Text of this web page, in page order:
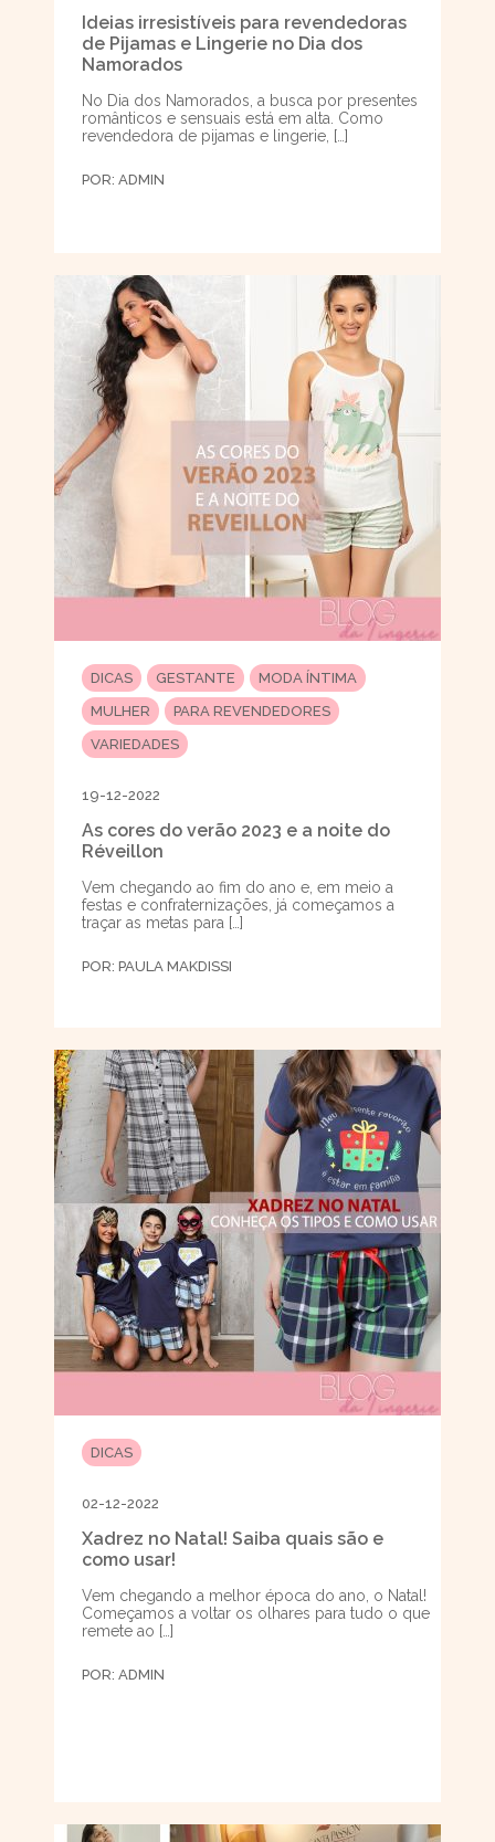
Ideias irresistíveis para revendedoras
de Pijamas e Lingerie no Dia dos
Namorados
No Dia dos Namorados, a busca por presentes
românticos e sensuais está em alta. Como
revendedora de pijamas e lingerie, […]
POR: ADMIN
DICAS GESTANTE
MODA ÍNTIMA
MULHER
PARA REVENDEDORES
VARIEDADES
19-12-2022
As cores do verão 2023 e a noite do
Réveillon
Vem chegando ao fim do ano e, em meio a
festas e confraternizações, já começamos a
traçar as metas para […]
POR: PAULA MAKDISSI
DICAS
02-12-2022
Xadrez no Natal! Saiba quais são e
como usar!
Vem chegando a melhor época do ano, o Natal!
Começamos a voltar os olhares para tudo o que
remete ao […]
POR: ADMIN